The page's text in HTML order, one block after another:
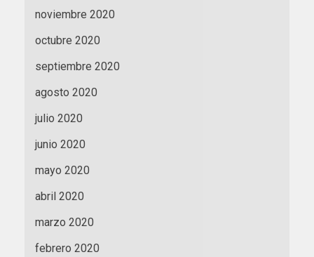
noviembre 2020
octubre 2020
septiembre 2020
agosto 2020
julio 2020
junio 2020
mayo 2020
abril 2020
marzo 2020
febrero 2020